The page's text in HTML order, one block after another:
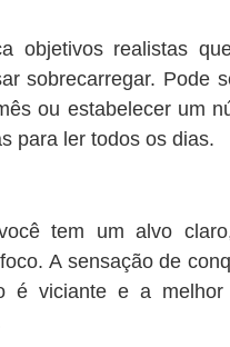
objetivos realistas
sobrecarregar. Pode
ou estabelecer um
para ler todos os dias.
tem um alvo
A sensação de
é viciante e a melhor